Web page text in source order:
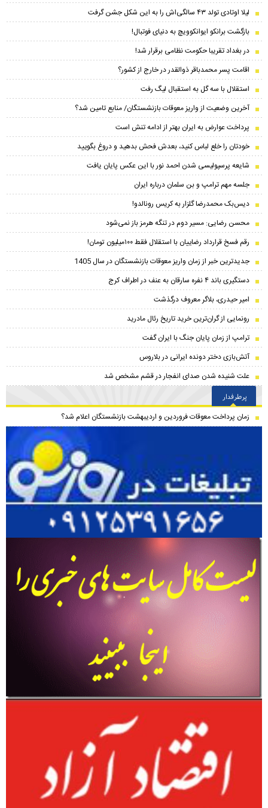
لیلا اوتادی تولد ۴۳ سالگی‌اش را به این شکل جشن گرفت
بازگشت برانکو ایوانکوویچ به دنیای فوتبال!
در بغداد تقریبا حکومت نظامی برقرار شد!
اقامت پسر محمدباقر ذوالقدر در خارج از کشور؟
استقلال با سه گل به استقبال لیگ رفت
آخرین وضعیت از واریز معوقات بازنشستگان/ منابع تامین شد؟
پرداخت عوارض به ایران بهتر از ادامه تنش است
خودتان را خلع لباس کنید، بعدش فحش بدهید و دروغ بگویید
شایعه پرسپولیسی شدن احمد نور با این عکس پایان یافت
جلسه مهم ترامپ و بن سلمان درباره ایران
دیس‌بک محمدرضا گلزار به کریس رونالدو!
محسن رضایی: مسیر دوم در تنگه هرمز باز نمی‌شود
رقم فسخ قرارداد رضاییان با استقلال فقط ۱۰۰میلیون تومان!
جدیدترین خبر از زمان واریز معوقات بازنشستگان در سال 1405
دستگیری باند ۴ نفره سارقان به عنف در اطراف کرج
امیر حیدری، بلاگر معروف درگذشت
رونمایی از گران‌ترین خرید تاریخ رئال مادرید
ترامپ از زمان پایان جنگ با ایران گفت
آتش‌بازی دختر دونده ایرانی در بلاروس
علت شنیده شدن صدای انفجار در قشم مشخص شد
پرطرفدار
زمان پرداخت معوقات فروردین و اردیبهشت بازنشستگان اعلام شد؟